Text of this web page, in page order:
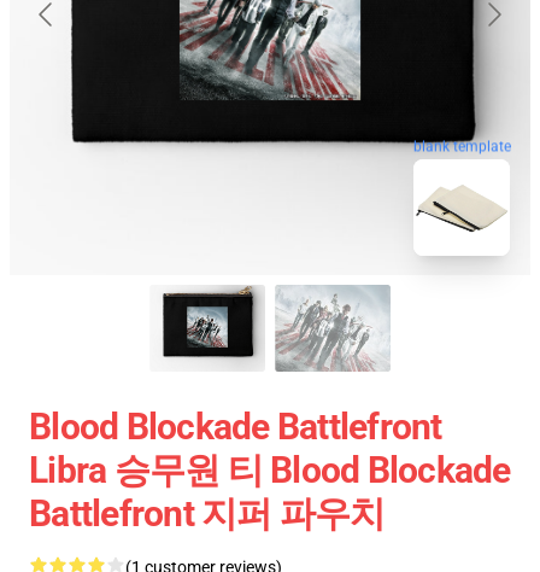
blank template
Blood Blockade Battlefront
Libra 승무원 티 Blood Blockade
Battlefront 지퍼 파우치
(1 customer reviews)